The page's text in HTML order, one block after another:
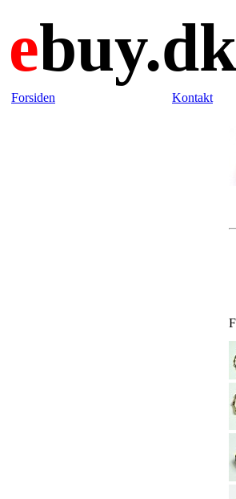
ebuy.dk
Forsiden Kontakt